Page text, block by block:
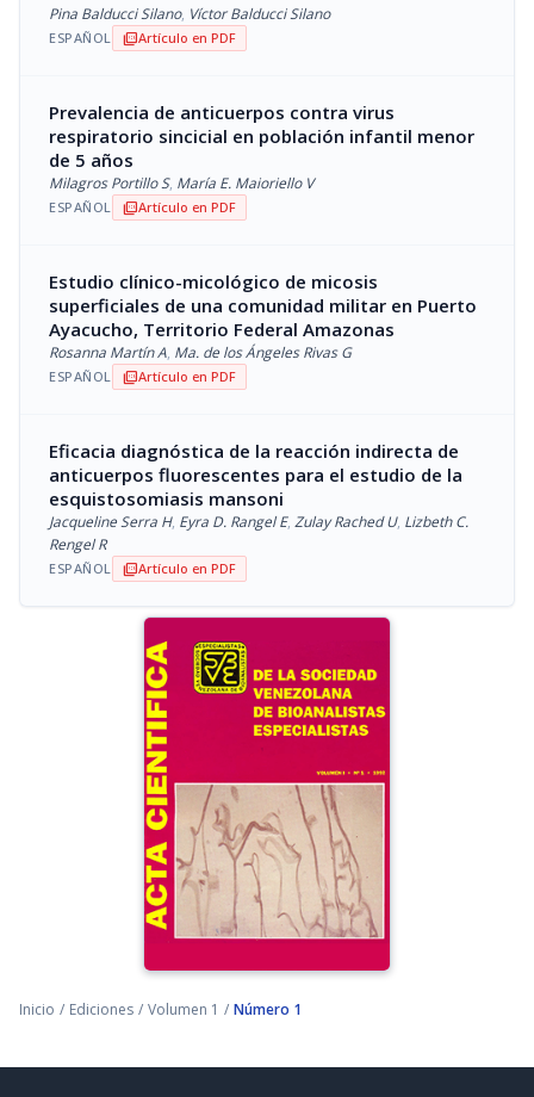
Pina Balducci Silano, Víctor Balducci Silano
ESPAÑOL picture_as_pdfArtículo en PDF
Prevalencia de anticuerpos contra virus
respiratorio sincicial en población infantil menor
de 5 años
Milagros Portillo S, María E. Maioriello V
ESPAÑOL picture_as_pdfArtículo en PDF
Estudio clínico-micológico de micosis
superficiales de una comunidad militar en Puerto
Ayacucho, Territorio Federal Amazonas
Rosanna Martín A, Ma. de los Ángeles Rivas G
ESPAÑOL picture_as_pdfArtículo en PDF
Eficacia diagnóstica de la reacción indirecta de
anticuerpos fluorescentes para el estudio de la
esquistosomiasis mansoni
Jacqueline Serra H, Eyra D. Rangel E, Zulay Rached U, Lizbeth C.
Rengel R
ESPAÑOL picture_as_pdfArtículo en PDF
Inicio / Ediciones / Volumen 1 / Número 1